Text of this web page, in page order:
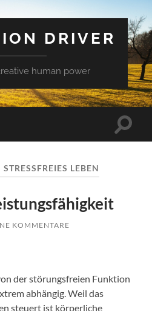
DRIVER
human power
STRESSFREIES LEBEN
KOMMENTARE
der störungsfreien Funktion
abhängig. Weil das
steuert ist körperliche